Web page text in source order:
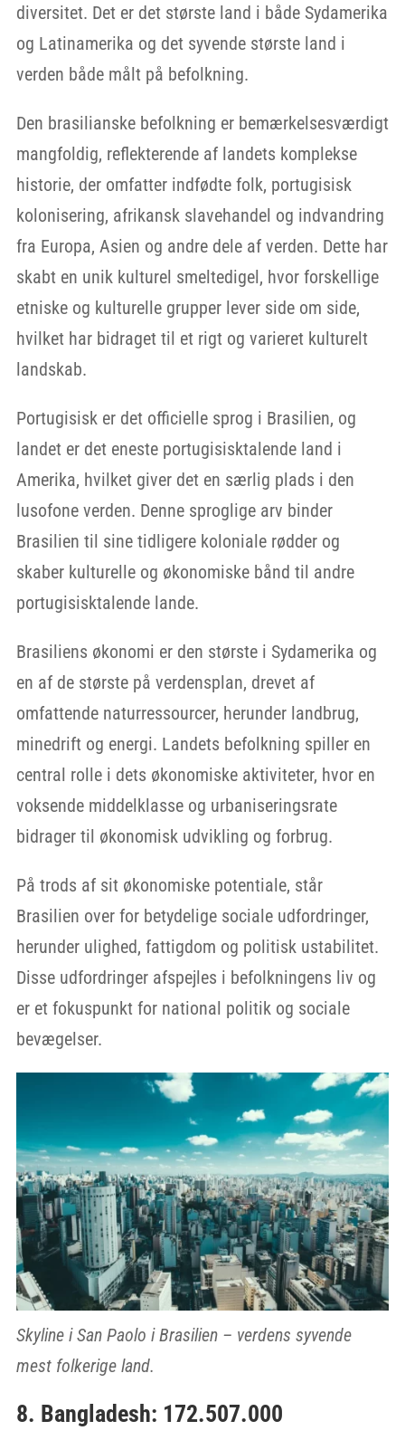
diversitet. Det er det største land i både Sydamerika
og Latinamerika og det syvende største land i
verden både målt på befolkning.
Den brasilianske befolkning er bemærkelsesværdigt
mangfoldig, reflekterende af landets komplekse
historie, der omfatter indfødte folk, portugisisk
kolonisering, afrikansk slavehandel og indvandring
fra Europa, Asien og andre dele af verden. Dette har
skabt en unik kulturel smeltedigel, hvor forskellige
etniske og kulturelle grupper lever side om side,
hvilket har bidraget til et rigt og varieret kulturelt
landskab.
Portugisisk er det officielle sprog i Brasilien, og
landet er det eneste portugisisktalende land i
Amerika, hvilket giver det en særlig plads i den
lusofone verden. Denne sproglige arv binder
Brasilien til sine tidligere koloniale rødder og
skaber kulturelle og økonomiske bånd til andre
portugisisktalende lande.
Brasiliens økonomi er den største i Sydamerika og
en af de største på verdensplan, drevet af
omfattende naturressourcer, herunder landbrug,
minedrift og energi. Landets befolkning spiller en
central rolle i dets økonomiske aktiviteter, hvor en
voksende middelklasse og urbaniseringsrate
bidrager til økonomisk udvikling og forbrug.
På trods af sit økonomiske potentiale, står
Brasilien over for betydelige sociale udfordringer,
herunder ulighed, fattigdom og politisk ustabilitet.
Disse udfordringer afspejles i befolkningens liv og
er et fokuspunkt for national politik og sociale
bevægelser.
Skyline i San Paolo i Brasilien – verdens syvende
mest folkerige land.
8. Bangladesh: 172.507.000